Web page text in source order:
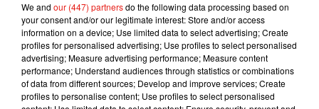
We and our (447) partnersdo the following data processing based on
your consent and/or our legitimate interest: Store and/or access
information on a device; Use limited data to select advertising; Create
profiles for personalised advertising; Use profiles to select personalised
advertising; Measure advertising performance; Measure content
performance; Understand audiences through statistics or combinations
of data from different sources; Develop and improve services; Create
profiles to personalise content; Use profiles to select personalised